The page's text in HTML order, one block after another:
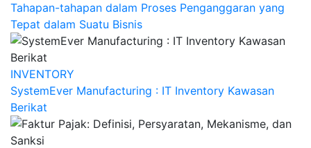
Tahapan-tahapan dalam Proses Penganggaran yang
Tepat dalam Suatu Bisnis
INVENTORY
SystemEver Manufacturing : IT Inventory Kawasan
Berikat